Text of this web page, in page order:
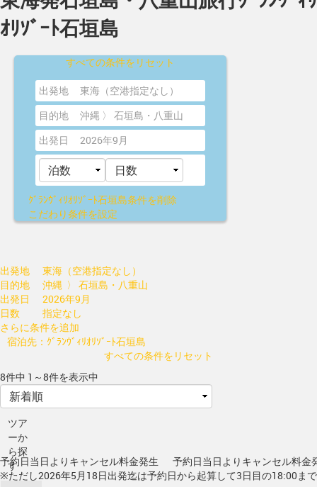
ｵﾘｿﾞｰﾄ石垣島
すべての条件をリセット
出発地
東海（空港指定なし）
目的地
沖縄 〉 石垣島・八重山
出発日
2026年9月
ｸﾞﾗﾝｳﾞｨﾘｵﾘｿﾞｰﾄ石垣島条件を削除
こだわり条件を設定
出発地
東海（空港指定なし）
目的地
沖縄 〉 石垣島・八重山
出発日
2026年9月
日数
指定なし
さらに条件を追加
宿泊先：ｸﾞﾗﾝｳﾞｨﾘｵﾘｿﾞｰﾄ石垣島
すべての条件をリセット
8件中 1～8件を表示中
ツア
ーか
ら探
す
予約日当日よりキャンセル料金発生
予約日当日よりキャンセル料金
※ただし2026年5月18日出発迄は予約日から起算して3日目の18:00ま